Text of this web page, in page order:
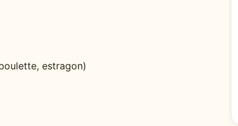
estragon)